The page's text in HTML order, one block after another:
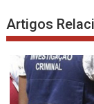
Artigos